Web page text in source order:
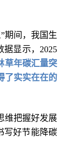
期间，我国生
显示，2025
草年碳汇量突
了实实在在的
维把握好发展
写好节能降碳